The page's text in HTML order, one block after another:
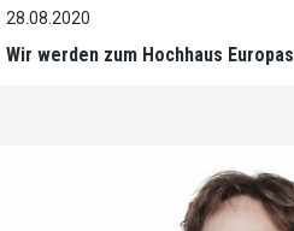
28.08.2020
Wir werden zum Hochhaus Europas